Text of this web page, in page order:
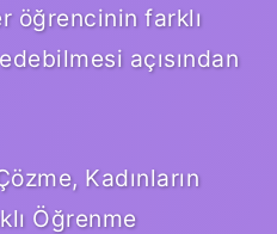
öğrencinin farklı
açısından
Kadınların
Öğrenme